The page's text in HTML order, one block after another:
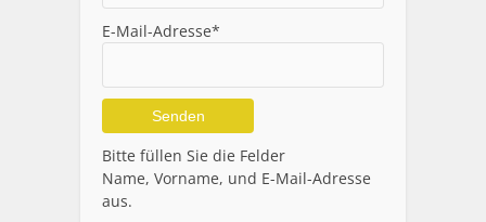
E-Mail-Adresse*
Alternative:
Bitte füllen Sie die Felder
Name, Vorname, und E-Mail-Adresse
aus.